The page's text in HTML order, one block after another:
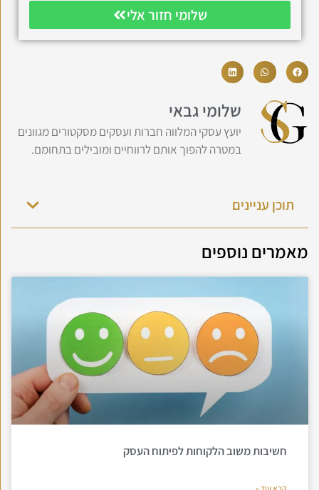
שלומי חזור אלי
שלומי גבאי
יועץ עסקי המלווה חברות ועסקים מסקטורים מגוונים
במטרה להפוך אותם לרווחיים ומובילים בתחומם.
תוכן עניינים
מאמרים נוספים
חשיבות משוב הלקוחות לפיתוח העסק